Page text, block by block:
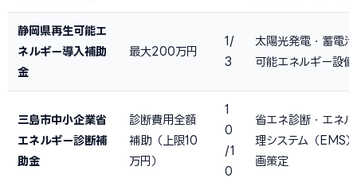
静岡県再生可能エ
ネルギー導入補助
金
最大200万円
1/
3
太陽光発電・蓄電
可能エネルギー設
三島市中小企業省
エネルギー診断補
助金
診断費用全額
補助（上限10
万円）
1
0
/1
0
省エネ診断・エネ
理システム（EMS
画策定